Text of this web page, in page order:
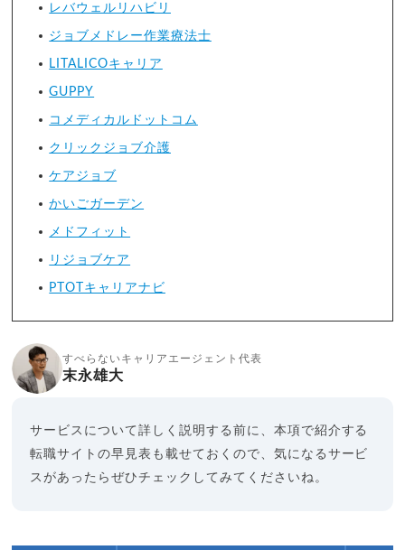
レバウェルリハビリ
ジョブメドレー作業療法士
LITALICOキャリア
GUPPY
コメディカルドットコム
クリックジョブ介護
ケアジョブ
かいごガーデン
メドフィット
リジョブケア
PTOTキャリアナビ
すべらないキャリアエージェント代表
末永雄大
サービスについて詳しく説明する前に、本項で紹介する
転職サイトの早見表も載せておくので、気になるサービ
スがあったらぜひチェックしてみてくださいね。